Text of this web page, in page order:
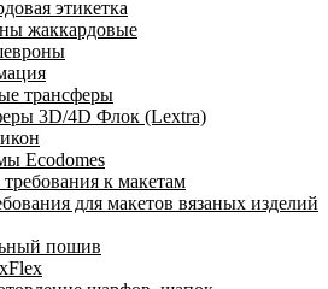
этикетка
жаккардовые
трансферы
3D/4D Флок (Lextra)
Ecodomes
к макетам
для макетов вязаных изделий
пошив